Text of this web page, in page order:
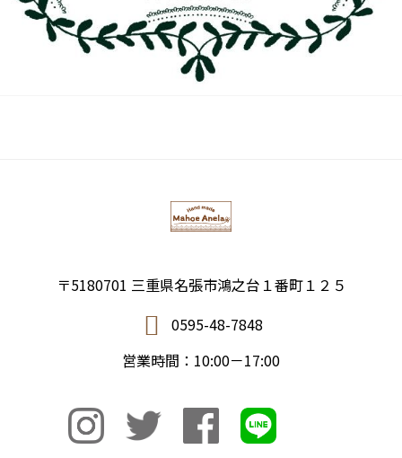
〒5180701 三重県名張市鴻之台１番町１２５
0595-48-7848
営業時間：10:00－17:00